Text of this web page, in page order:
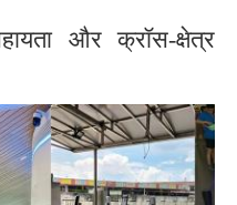
और क्रॉस-क्षेत्र